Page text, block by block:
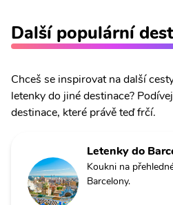
Další populární
Chceš se inspirovat na další
letenky do jiné destinace?
destinace, které právě teď frčí.
Letenky do
Koukni na
Barcelony.